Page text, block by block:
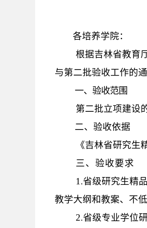
各培养学院：
根据吉林省教育
与第二批验收工作的
一、 验收范围
第二批立项建设
二、验收依据
《吉林省研究
三、验收要求
1.省级研究生精
教学大纲和教案、不
2.省级专业学位